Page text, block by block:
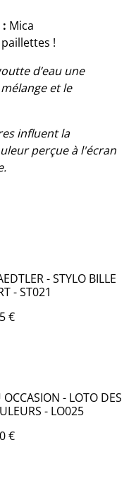
Mica
!
d’eau une
et le
influent la
perçue à l'écran
- STYLO BILLE
- ST021
€
OCCASION - LOTO DES
- LO025
€